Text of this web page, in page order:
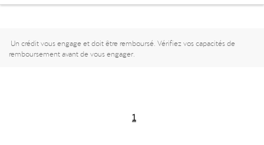
Un crédit vous engage et doit être remboursé. Vérifiez vos capacités de
remboursement avant de vous engager.
1